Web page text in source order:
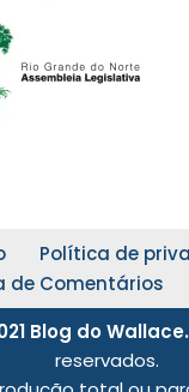
Política de
de Comentários
Blog do Wallace.
reservados.